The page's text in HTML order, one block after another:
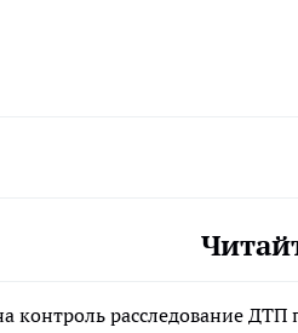
контроль расследование